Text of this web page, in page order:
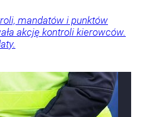
mandatów i punktów
akcję kontroli kierowców.